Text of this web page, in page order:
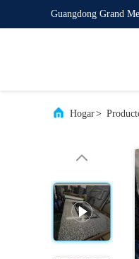
Guangdong Grand
Hogar>